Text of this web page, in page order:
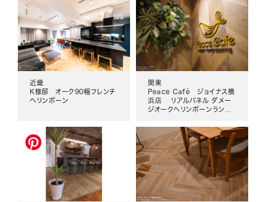
近畿
K様邸 オーク90幅フレンチ
ヘリンボーン
関東
Peace Café ジョイナス横
浜店 リアルパネル ダメー
ジオークヘリンボーンランダ